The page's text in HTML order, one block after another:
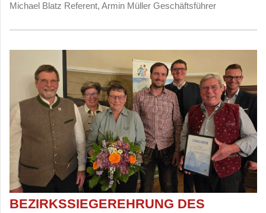
Michael Blatz Referent, Armin Müller Geschäftsführer
BEZIRKSSIEGEREHRUNG DES